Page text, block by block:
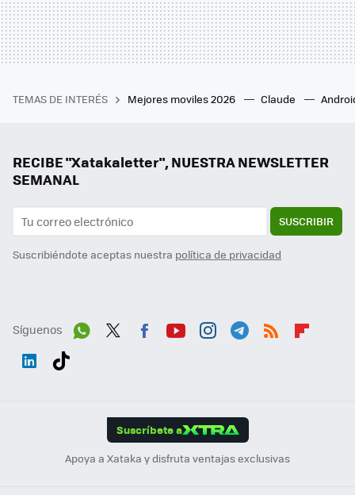
TEMAS DE INTERÉS Mejores moviles 2026 Claude
RECIBE "Xatakaletter", NUESTRA NEWSLETTER
SEMANAL
SUSCRIBIR
Suscribiéndote aceptas nuestra política de privacidad
Síguenos
Suscríbete a
Apoya a Xataka y disfruta ventajas exclusivas